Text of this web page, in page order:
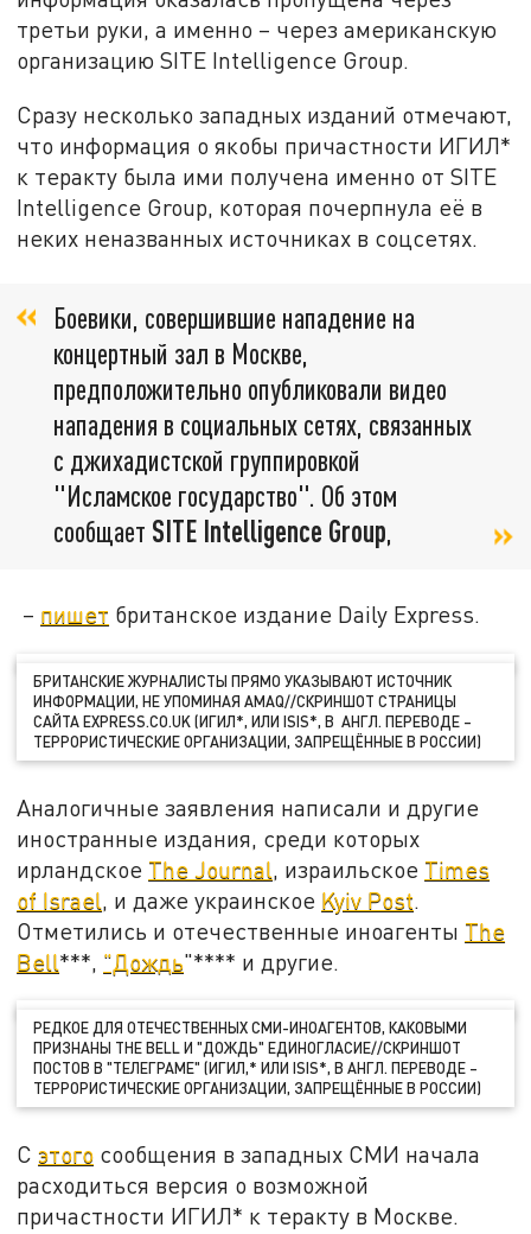
третьи руки, а именно – через американскую
организацию SITE Intelligence Group.
Сразу несколько западных изданий отмечают,
что информация о якобы причастности ИГИЛ*
к теракту была ими получена именно от SITE
Intelligence Group, которая почерпнула её в
неких неназванных источниках в соцсетях.
Боевики, совершившие нападение на
концертный зал в Москве,
предположительно опубликовали видео
нападения в социальных сетях, связанных
с джихадистской группировкой
"Исламское государство". Об этом
сообщает SITE Intelligence Group,
– пишет британское издание Daily Express.
БРИТАНСКИЕ ЖУРНАЛИСТЫ ПРЯМО УКАЗЫВАЮТ ИСТОЧНИК
ИНФОРМАЦИИ, НЕ УПОМИНАЯ AMAQ//СКРИНШОТ СТРАНИЦЫ
САЙТА EXPRESS.CO.UK (ИГИЛ*, ИЛИ ISIS*, В АНГЛ. ПЕРЕВОДЕ –
ТЕРРОРИСТИЧЕСКИЕ ОРГАНИЗАЦИИ, ЗАПРЕЩЁННЫЕ В РОССИИ)
Аналогичные заявления написали и другие
иностранные издания, среди которых
ирландское The Journal, израильское Times
of Israel, и даже украинское Kyiv Post.
Отметились и отечественные иноагенты The
Bell***, "Дождь"**** и другие.
РЕДКОЕ ДЛЯ ОТЕЧЕСТВЕННЫХ СМИ-ИНОАГЕНТОВ, КАКОВЫМИ
ПРИЗНАНЫ THE BELL И "ДОЖДЬ" ЕДИНОГЛАСИЕ//СКРИНШОТ
ПОСТОВ В "ТЕЛЕГРАМЕ" (ИГИЛ,* ИЛИ ISIS*, В АНГЛ. ПЕРЕВОДЕ –
ТЕРРОРИСТИЧЕСКИЕ ОРГАНИЗАЦИИ, ЗАПРЕЩЁННЫЕ В РОССИИ)
Сэтого сообщения в западных СМИ начала
расходиться версия о возможной
причастности ИГИЛ* к теракту в Москве.